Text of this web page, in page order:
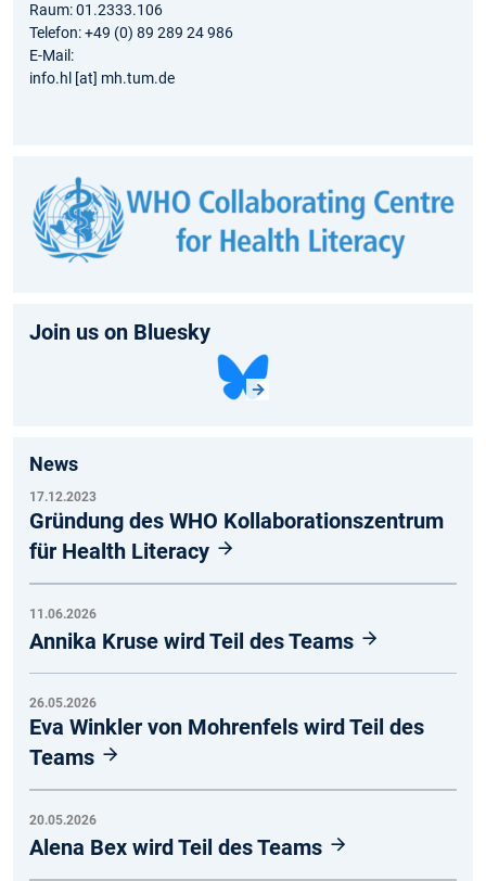
Raum: 01.2333.106
Telefon: +49 (0) 89 289 24 986
E-Mail:
info.hl [at] mh.tum.de
Join us on Bluesky
News
17.12.2023
Gründung des WHO Kollaborationszentrum
für Health Literacy
11.06.2026
Annika Kruse wird Teil des Teams
26.05.2026
Eva Winkler von Mohrenfels wird Teil des
Teams
20.05.2026
Alena Bex wird Teil des Teams